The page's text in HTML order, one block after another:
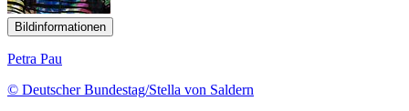
Bildinformationen
Petra Pau
© Deutscher Bundestag/Stella von Saldern